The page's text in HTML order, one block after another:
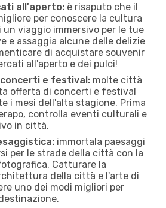
all'aperto: è risaputo che il
per conoscere la cultura
un viaggio immersivo per le tue
e assaggia alcune delle delizie
di acquistare souvenir
all'aperto e dei pulci!
e festival: molte città
offerta di concerti e festival
i mesi dell'alta stagione. Prima
controlla eventi culturali e
in città.
immortala paesaggi
per le strade della città con la
Catturare la
della città e l'arte di
uno dei modi migliori per